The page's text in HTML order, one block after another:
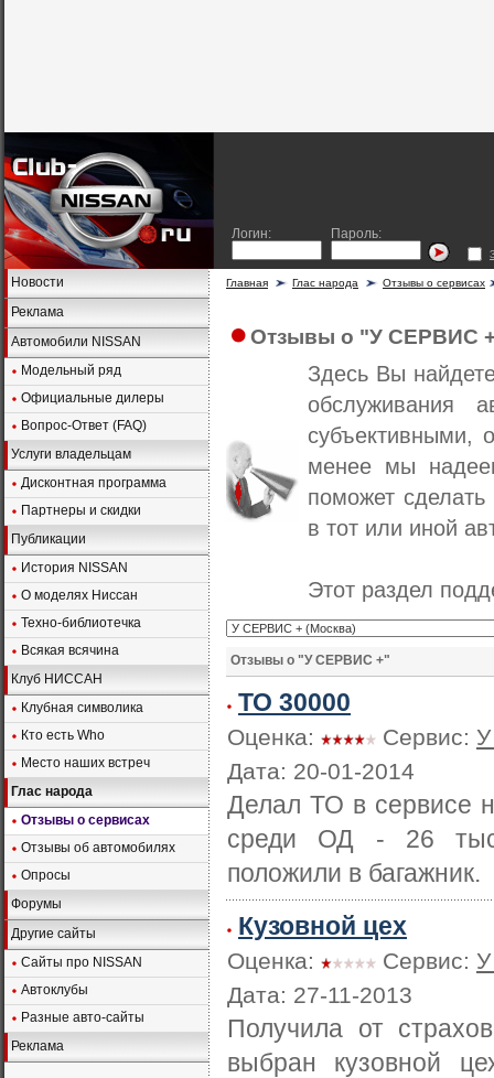
Логин: Пароль:
Новости
Реклама
Автомобили NISSAN
Модельный ряд
Официальные дилеры
Вопрос-Ответ (FAQ)
Услуги владельцам
Дисконтная программа
Партнеры и скидки
Публикации
История NISSAN
О моделях Ниссан
Техно-библиотечка
Всякая всячина
Клуб НИССАН
Клубная символика
Кто есть Who
Место наших встреч
Глас народа
Отзывы о сервисах
Отзывы об автомобилях
Опросы
Форумы
Другие сайты
Сайты про NISSAN
Автоклубы
Разные авто-сайты
Реклама
Главная Глас народа Отзывы о сервисах
Отзывы о "У СЕРВИС
Здесь Вы
обслуживания
субъективными,
менее мы
поможет
в тот или иной
Этот раздел
Отзывы о "У СЕРВИС +"
ТО 30000
Оценка: Сервис:
Дата: 20-01-2014
Делал ТО в сервисе
среди ОД - 26
положили в багажник.
Кузовной цех
Оценка: Сервис:
Дата: 27-11-2013
Получила от
выбран кузовной